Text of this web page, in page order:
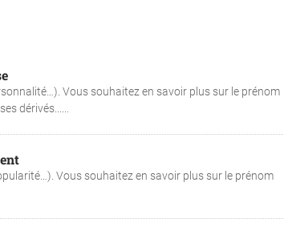
Vous souhaitez en savoir plus sur le prénom
dérivés......
Vous souhaitez en savoir plus sur le prénom